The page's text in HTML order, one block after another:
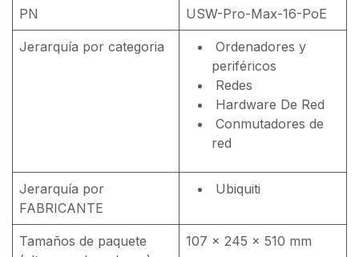
PN USW-Pro-Max-16-PoE
Jerarquía por categoria
Ordenadores y
periféricos
Redes
Hardware De Red
Conmutadores de
red
Jerarquía por
FABRICANTE
Ubiquiti
Tamaños de paquete
107 x 245 x 510 mm